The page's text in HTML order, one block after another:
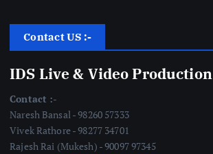
Contact US :-
IDS Live & Video Production
Contact :-
Naresh Bansal - 98260 57333
Vivek Rathore - 98277 34701
Rajesh Rai (Mukesh) - 90097 97345